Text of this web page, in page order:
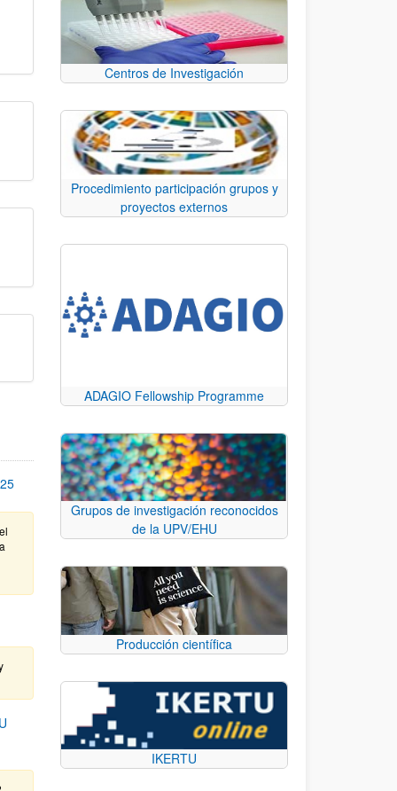
Centros de Investigación
Procedimiento participación grupos y
proyectos externos
ADAGIO Fellowship Programme
Grupos de investigación reconocidos
de la UPV/EHU
Producción científica
IKERTU